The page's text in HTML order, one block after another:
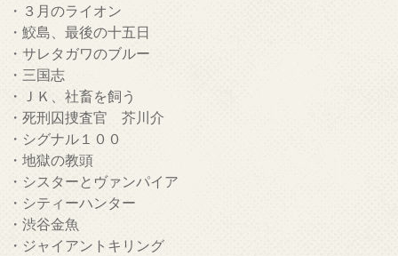
・３月のライオン
・鮫島、最後の十五日
・サレタガワのブルー
・三国志
・ＪＫ、社畜を飼う
・死刑囚捜査官 芥川介
・シグナル１００
・地獄の教頭
・シスターとヴァンパイア
・シティーハンター
・渋谷金魚
・ジャイアントキリング